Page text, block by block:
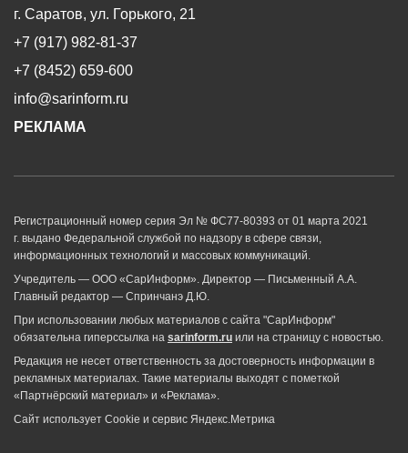
г. Саратов, ул. Горького, 21
+7 (917) 982-81-37
+7 (8452) 659-600
info@sarinform.ru
РЕКЛАМА
Регистрационный номер серия Эл № ФС77-80393 от 01 марта 2021
г. выдано Федеральной службой по надзору в сфере связи,
информационных технологий и массовых коммуникаций.
Учредитель — ООО «СарИнформ». Директор — Письменный А.А.
Главный редактор — Спринчанэ Д.Ю.
При использовании любых материалов с сайта "СарИнформ"
обязательна гиперссылка на sarinform.ru или на страницу с новостью.
Редакция не несет ответственность за достоверность информации в
рекламных материалах. Такие материалы выходят с пометкой
«Партнёрский материал» и «Реклама».
Сайт использует Cookie и сервиc Яндекс.Метрика